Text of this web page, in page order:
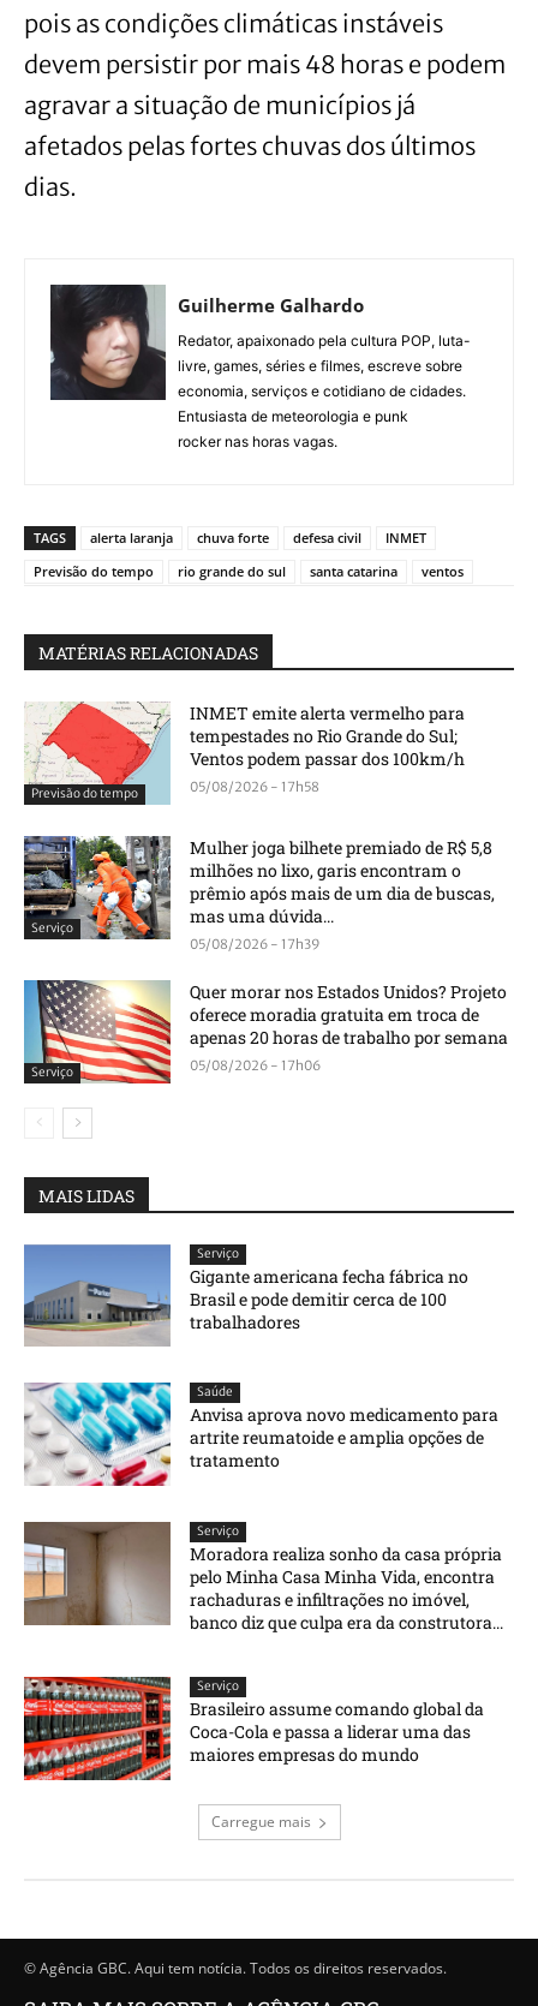
pois as condições climáticas instáveis
devem persistir por mais 48 horas e podem
agravar a situação de municípios já
afetados pelas fortes chuvas dos últimos
dias.
Guilherme Galhardo
Redator, apaixonado pela cultura POP, luta-
livre, games, séries e filmes, escreve sobre
economia, serviços e cotidiano de cidades.
Entusiasta de meteorologia e punk
rocker nas horas vagas.
TAGS alerta laranja chuva forte defesa civil
INMET
Previsão do tempo
rio grande do sul santa catarina ventos
MATÉRIAS RELACIONADAS
Previsão do tempo
INMET emite alerta vermelho para
tempestades no Rio Grande do Sul;
Ventos podem passar dos 100km/h
05/08/2026 - 17h58
Serviço
Mulher joga bilhete premiado de R$ 5,8
milhões no lixo, garis encontram o
prêmio após mais de um dia de buscas,
mas uma dúvida...
05/08/2026 - 17h39
Serviço
Quer morar nos Estados Unidos? Projeto
oferece moradia gratuita em troca de
apenas 20 horas de trabalho por semana
05/08/2026 - 17h06
MAIS LIDAS
Serviço
Gigante americana fecha fábrica no
Brasil e pode demitir cerca de 100
trabalhadores
Saúde
Anvisa aprova novo medicamento para
artrite reumatoide e amplia opções de
tratamento
Serviço
Moradora realiza sonho da casa própria
pelo Minha Casa Minha Vida, encontra
rachaduras e infiltrações no imóvel,
banco diz que culpa era da construtora...
Serviço
Brasileiro assume comando global da
Coca-Cola e passa a liderar uma das
maiores empresas do mundo
Carregue mais
© Agência GBC. Aqui tem notícia. Todos os direitos reservados.